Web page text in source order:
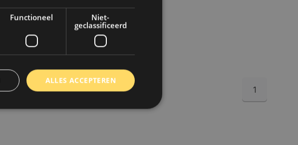
1
Functioneel
Niet-
geclassificeerd
ALLES ACCEPTEREN